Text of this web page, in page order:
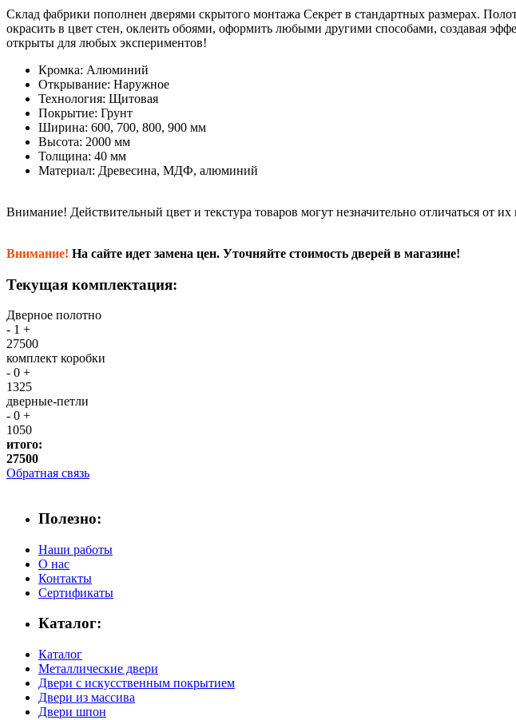
Склад фабрики пополнен дверями скрытого монтажа Секрет в стандартных размерах.
окрасить в цвет стен, оклеить обоями, оформить любыми другими способами, создавая
открыты для любых экспериментов!
Кромка: Алюминий
Открывание: Наружное
Технология: Щитовая
Покрытие: Грунт
Ширина: 600, 700, 800, 900 мм
Высота: 2000 мм
Толщина: 40 мм
Материал: Древесина, МДФ, алюминий
Внимание! Действительный цвет и текстура товаров могут незначительно отличаться от
Внимание! На сайте идет замена цен. Уточняйте стоимость дверей в магазине!
Текущая комплектация:
Дверное полотно
- 1 +
27500
комплект коробки
- 0 +
1325
дверные-петли
- 0 +
1050
итого:
27500
Обратная связь
Полезно:
Наши работы
О нас
Контакты
Сертификаты
Каталог:
Каталог
Металлические двери
Двери с искусственным покрытием
Двери из массива
Двери шпон